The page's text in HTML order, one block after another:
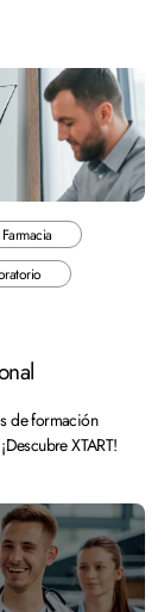
Farmacia
de formación
XTART!